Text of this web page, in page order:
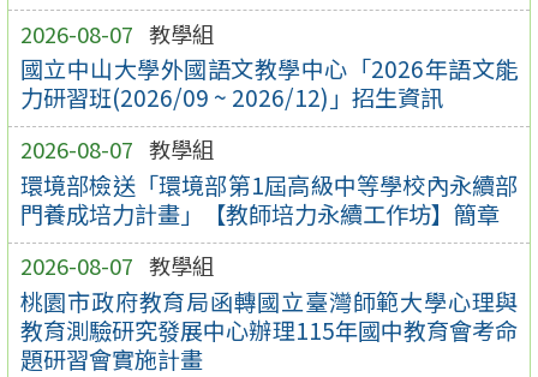
2026-08-07 教學組
國立中山大學外國語文教學中心「2026年語文能
力研習班(2026/09 ~ 2026/12)」招生資訊
2026-08-07 教學組
環境部檢送「環境部第1屆高級中等學校內永續部
門養成培力計畫」【教師培力永續工作坊】簡章
2026-08-07 教學組
桃園市政府教育局函轉國立臺灣師範大學心理與
教育測驗研究發展中心辦理115年國中教育會考命
題研習會實施計畫